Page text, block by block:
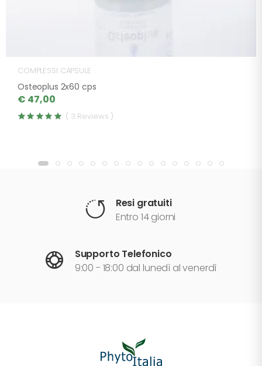
COMPLESSI CAPSULE
Osteoplus 2x60 cps
€ 47,00
( 3 Reviews )
Resi gratuiti
Entro 14 giorni
Supporto Telefonico
9:00 - 18:00 dal lunedì al venerdì